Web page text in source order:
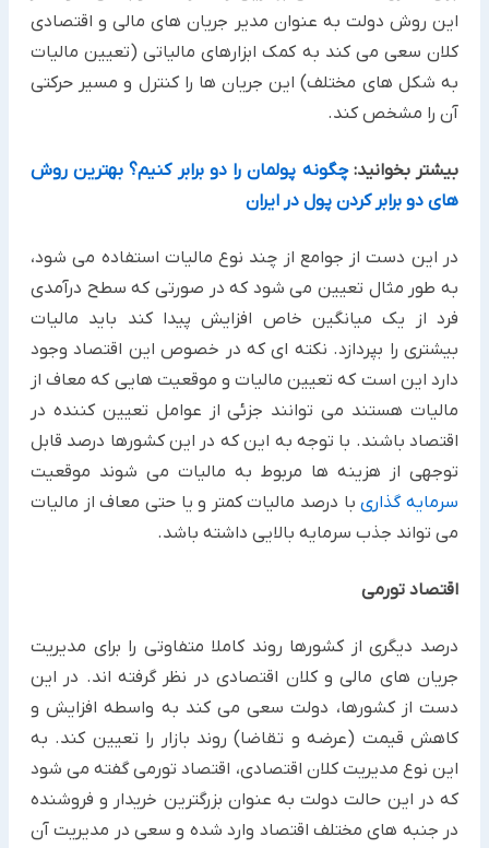
این روش دولت به عنوان مدیر جریان های مالی و اقتصادی
کلان سعی می کند به کمک ابزارهای مالیاتی (تعیین مالیات
به شکل های مختلف) این جریان ها را کنترل و مسیر حرکتی
آن را مشخص کند.
بیشتر بخوانید:چگونه پولمان را دو برابر کنیم؟ بهترین روش
های دو برابر کردن پول در ایران
در این دست از جوامع از چند نوع مالیات استفاده می شود،
به طور مثال تعیین می شود که در صورتی که سطح درآمدی
فرد از یک میانگین خاص افزایش پیدا کند باید مالیات
بیشتری را بپردازد. نکته ای که در خصوص این اقتصاد وجود
دارد این است که تعیین مالیات و موقعیت هایی که معاف از
مالیات هستند می توانند جزئی از عوامل تعیین کننده در
اقتصاد باشند. با توجه به این که در این کشورها درصد قابل
توجهی از هزینه ها مربوط به مالیات می شوند موقعیت
سرمایه گذاریبا درصد مالیات کمتر و یا حتی معاف از مالیات
می تواند جذب سرمایه بالایی داشته باشد.
اقتصاد تورمی
درصد دیگری از کشورها روند کاملا متفاوتی را برای مدیریت
جریان های مالی و کلان اقتصادی در نظر گرفته اند. در این
دست از کشورها، دولت سعی می کند به واسطه افزایش و
کاهش قیمت (عرضه و تقاضا) روند بازار را تعیین کند. به
این نوع مدیریت کلان اقتصادی، اقتصاد تورمی گفته می شود
که در این حالت دولت به عنوان بزرگترین خریدار و فروشنده
در جنبه های مختلف اقتصاد وارد شده و سعی در مدیریت آن